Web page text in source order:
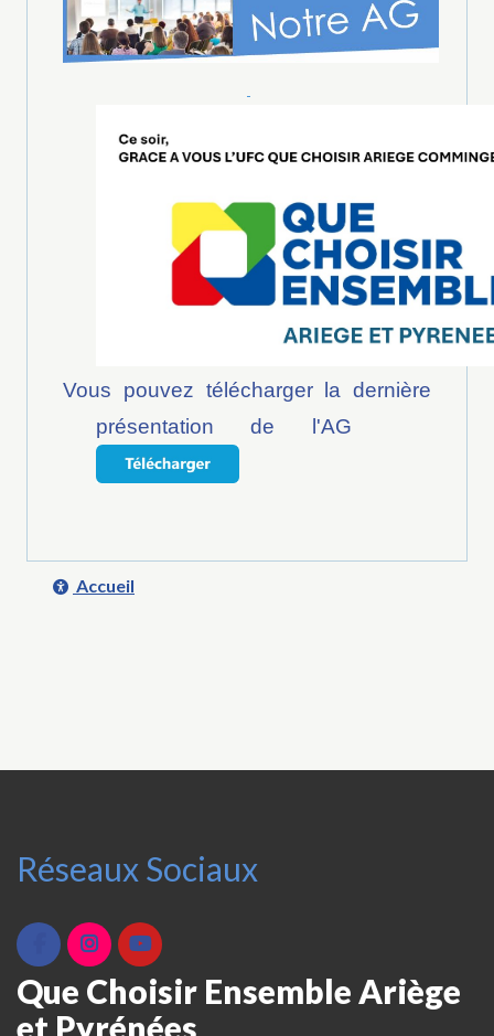
Vous pouvez télécharger la dernière
présentation de l'AG
Accueil
Réseaux Sociaux
Que Choisir Ensemble Ariège
et Pyrénées